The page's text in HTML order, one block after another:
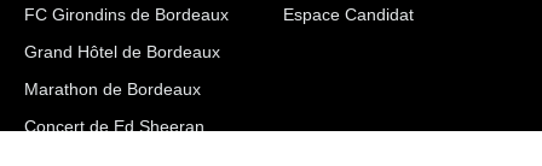
FC Girondins de Bordeaux
Grand Hôtel de Bordeaux
Marathon de Bordeaux
Concert de Ed Sheeran
Espace Candidat